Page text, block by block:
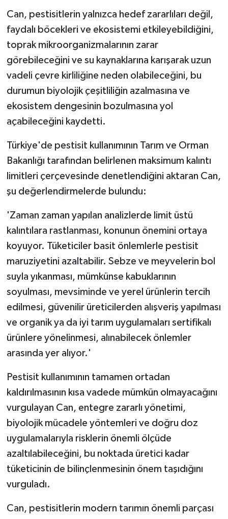
Can, pestisitlerin yalnızca hedef zararlıları değil,
faydalı böcekleri ve ekosistemi etkileyebildiğini,
toprak mikroorganizmalarının zarar
görebileceğini ve su kaynaklarına karışarak uzun
vadeli çevre kirliliğine neden olabileceğini, bu
durumun biyolojik çeşitliliğin azalmasına ve
ekosistem dengesinin bozulmasına yol
açabileceğini kaydetti.
Türkiye'de pestisit kullanımının Tarım ve Orman
Bakanlığı tarafından belirlenen maksimum kalıntı
limitleri çerçevesinde denetlendiğini aktaran Can,
şu değerlendirmelerde bulundu:
'Zaman zaman yapılan analizlerde limit üstü
kalıntılara rastlanması, konunun önemini ortaya
koyuyor. Tüketiciler basit önlemlerle pestisit
maruziyetini azaltabilir. Sebze ve meyvelerin bol
suyla yıkanması, mümkünse kabuklarının
soyulması, mevsiminde ve yerel ürünlerin tercih
edilmesi, güvenilir üreticilerden alışveriş yapılması
ve organik ya da iyi tarım uygulamaları sertifikalı
ürünlere yönelinmesi, alınabilecek önlemler
arasında yer alıyor.'
Pestisit kullanımının tamamen ortadan
kaldırılmasının kısa vadede mümkün olmayacağını
vurgulayan Can, entegre zararlı yönetimi,
biyolojik mücadele yöntemleri ve doğru doz
uygulamalarıyla risklerin önemli ölçüde
azaltılabileceğini, bu noktada üretici kadar
tüketicinin de bilinçlenmesinin önem taşıdığını
vurguladı.
Can, pestisitlerin modern tarımın önemli parçası